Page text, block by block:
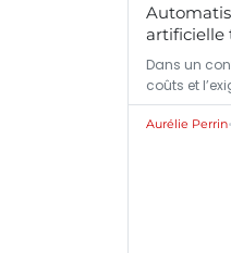
artificielle
Dans un
coûts et
Aurélie Perrin•